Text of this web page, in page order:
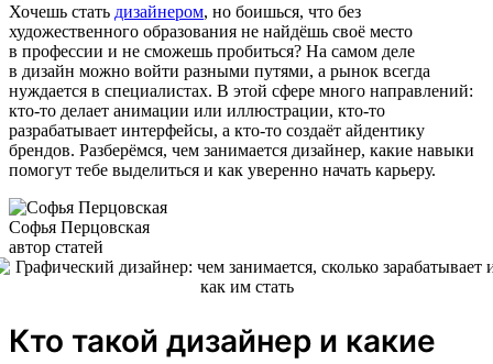
Хочешь стать дизайнером, но боишься, что без
художественного образования не найдёшь своё место
в профессии и не сможешь пробиться? На самом деле
в дизайн можно войти разными путями, а рынок всегда
нуждается в специалистах. В этой сфере много направлений:
кто-то делает анимации или иллюстрации, кто-то
разрабатывает интерфейсы, а кто-то создаёт айдентику
брендов. Разберёмся, чем занимается дизайнер, какие навыки
помогут тебе выделиться и как уверенно начать карьеру.
Софья Перцовская
автор статей
Кто такой дизайнер и какие